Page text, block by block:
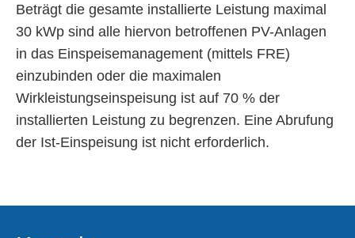
Beträgt die gesamte installierte Leistung maximal
30 kWp sind alle hiervon betroffenen PV-Anlagen
in das Einspeisemanagement (mittels FRE)
einzubinden oder die maximalen
Wirkleistungseinspeisung ist auf 70 % der
installierten Leistung zu begrenzen. Eine Abrufung
der Ist-Einspeisung ist nicht erforderlich.